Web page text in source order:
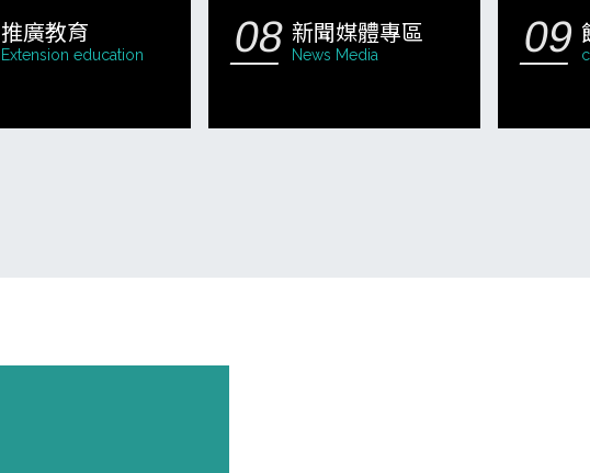
推廣教育
Extension education
新聞媒體專區
News Media